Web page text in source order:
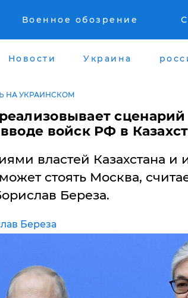
Военное обозрение
Новости Украина
НА УКРАИНСКОМ
войск РФ в
властей Казахстана и
стоять Москва,
Береза.
Береза